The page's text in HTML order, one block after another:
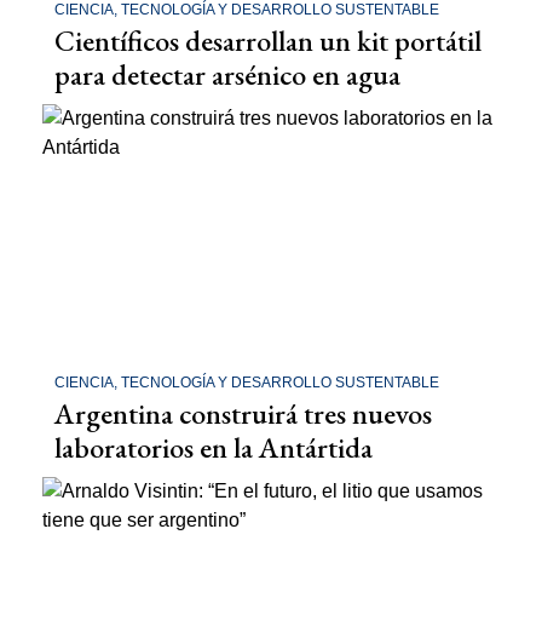
CIENCIA, TECNOLOGÍA Y DESARROLLO SUSTENTABLE
Científicos desarrollan un kit portátil
para detectar arsénico en agua
CIENCIA, TECNOLOGÍA Y DESARROLLO SUSTENTABLE
Argentina construirá tres nuevos
laboratorios en la Antártida